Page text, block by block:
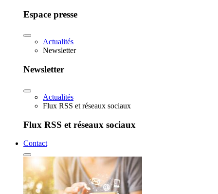
Espace presse
Actualités
Newsletter
Newsletter
Actualités
Flux RSS et réseaux sociaux
Flux RSS et réseaux sociaux
Contact